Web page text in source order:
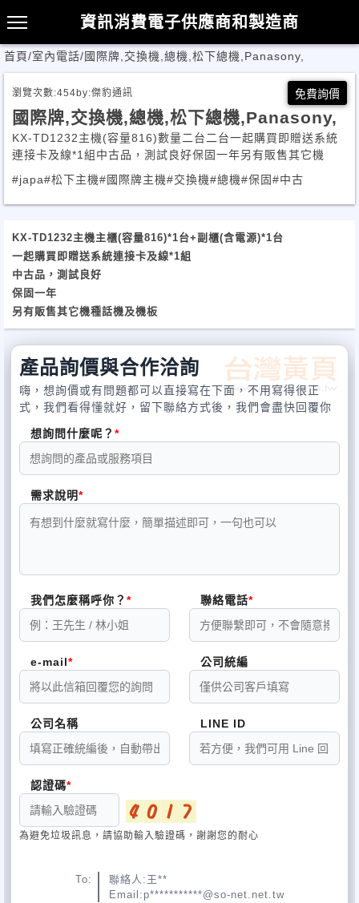
資訊消費電子供應商和製造商
首頁/室內電話/國際牌,交換機,總機,松下總機,Panasony,
瀏覽次數:454by:傑豹通訊 免費詢價
國際牌,交換機,總機,松下總機,Panasony,
KX-TD1232主機(容量816)數量二台二台一起購買即贈送系統
連接卡及線*1組中古品，測試良好保固一年另有販售其它機
#japa#松下主機#國際牌主機#交換機#總機#保固#中古
KX-TD1232主機主櫃(容量816)*1台+副櫃(含電源)*1台
一起購買即贈送系統連接卡及線*1組
中古品，測試良好
保固一年
另有販售其它機種話機及機板
產品詢價與合作洽詢
嗨，想詢價或有問題都可以直接寫在下面，不用寫得很正
式，我們看得懂就好，留下聯絡方式後，我們會盡快回覆你
想詢問什麼呢？
需求說明
我們怎麼稱呼你？ 聯絡電話
e-mail 公司統編
公司名稱 LINE ID
認證碼
為避免垃圾訊息，請協助輸入驗證碼，謝謝您的耐心
To:
聯絡人:王**
Email:p***********@so-net.net.tw